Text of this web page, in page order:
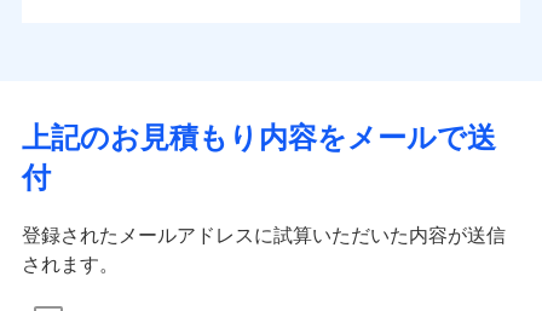
上記のお見積もり内容をメールで送
付
登録されたメールアドレスに試算いただいた内容が送信
されます。